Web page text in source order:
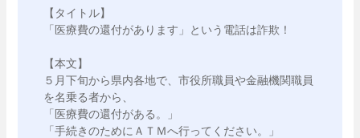
【タイトル】
「医療費の還付があります」という電話は詐欺！
【本文】
５月下旬から県内各地で、市役所職員や金融機関職員
を名乗る者から、
「医療費の還付がある。」
「手続きのためにＡＴＭへ行ってください。」